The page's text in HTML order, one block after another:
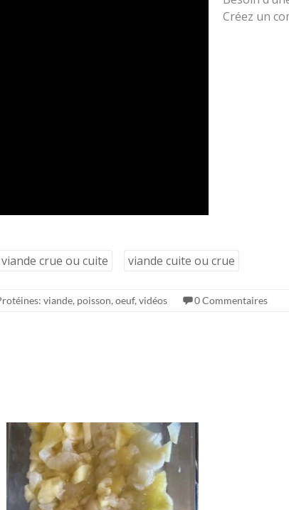
Créez un
viande crue ou cuite viande cuite ou crue
viande, poisson, oeuf, vidéos 0 Commentaires